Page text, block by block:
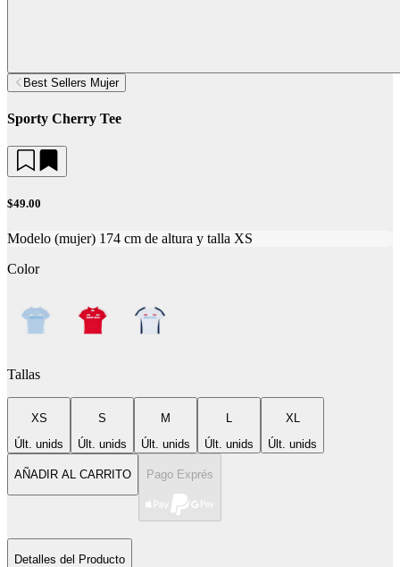
Best Sellers Mujer
Sporty Cherry Tee
$49.00
Modelo (mujer) 174 cm de altura y talla XS
Color
Tallas
XS
Últ. unids
S
Últ. unids
M
Últ. unids
L
Últ. unids
XL
Últ. unids
AÑADIR AL CARRITO Pago Exprés
Detalles del Producto